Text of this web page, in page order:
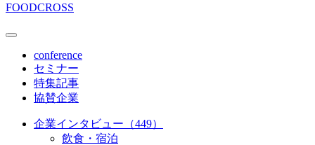
FOODCROSS
conference
セミナー
特集記事
協賛企業
企業インタビュー（449）
飲食・宿泊